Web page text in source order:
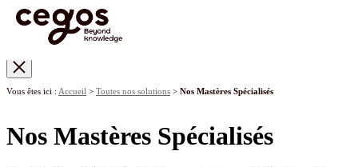
Vous êtes ici : Accueil > Toutes nos solutions > Nos Mastères Spécialisés
Nos Mastères Spécialisés